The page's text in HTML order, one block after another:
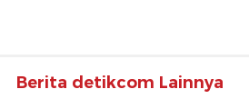
Berita detikcom Lainnya